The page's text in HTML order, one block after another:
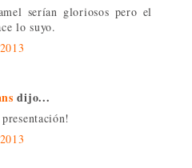
serían gloriosos pero el
lo suyo.
dijo...